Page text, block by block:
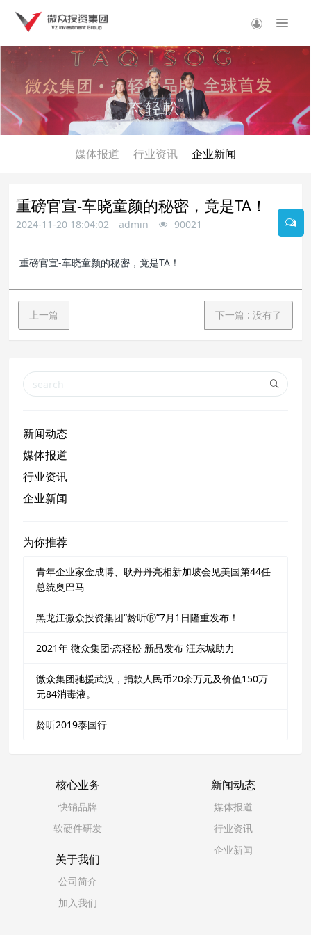
媒体报道 行业资讯 企业新闻
重磅官宣-车晓童颜的秘密，竟是TA！
2024-11-20 18:04:02 admin 90021
重磅官宣-车晓童颜的秘密，竟是TA！
上一篇 下一篇 : 没有了
新闻动态
媒体报道
行业资讯
企业新闻
为你推荐
青年企业家金成博、耿丹丹亮相新加坡会见美国第44任
总统奥巴马
黑龙江微众投资集团“龄听Ⓡ”7月1日隆重发布！
2021年 微众集团·态轻松 新品发布 汪东城助力
微众集团驰援武汉，捐款人民币20余万元及价值150万
元84消毒液。
龄听2019泰国行
核心业务
快销品牌
软硬件研发
新闻动态
媒体报道
行业资讯
企业新闻
关于我们
公司简介
加入我们